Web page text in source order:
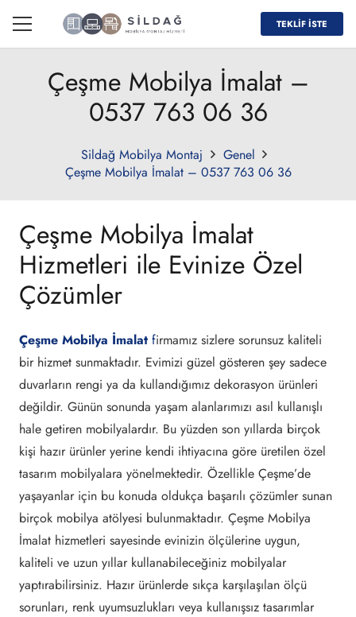
TEKLİF İSTE
Çeşme Mobilya İmalat –
0537 763 06 36
Sildağ Mobilya Montaj
Genel
Çeşme Mobilya İmalat – 0537 763 06 36
Çeşme Mobilya İmalat
Hizmetleri ile Evinize Özel
Çözümler
Çeşme Mobilya İmalat firmamız sizlere sorunsuz kaliteli
bir hizmet sunmaktadır. Evimizi güzel gösteren şey sadece
duvarların rengi ya da kullandığımız dekorasyon ürünleri
değildir. Günün sonunda yaşam alanlarımızı asıl kullanışlı
hale getiren mobilyalardır. Bu yüzden son yıllarda birçok
kişi hazır ürünler yerine kendi ihtiyacına göre üretilen özel
tasarım mobilyalara yönelmektedir. Özellikle Çeşme’de
yaşayanlar için bu konuda oldukça başarılı çözümler sunan
birçok mobilya atölyesi bulunmaktadır. Çeşme Mobilya
İmalat hizmetleri sayesinde evinizin ölçülerine uygun,
kaliteli ve uzun yıllar kullanabileceğiniz mobilyalar
yaptırabilirsiniz. Hazır ürünlerde sıkça karşılaşılan ölçü
sorunları, renk uyumsuzlukları veya kullanışsız tasarımlar